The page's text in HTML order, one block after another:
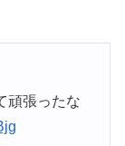
頑張ったな